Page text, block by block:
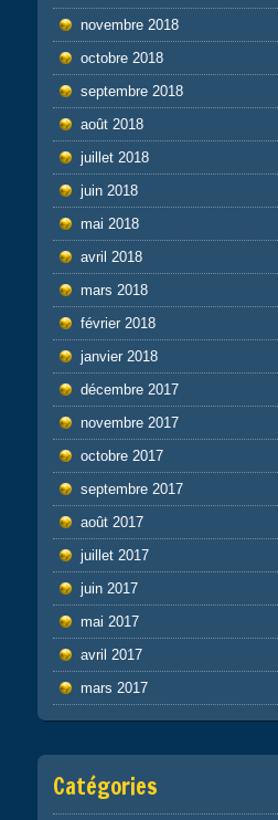
novembre 2018
octobre 2018
septembre 2018
août 2018
juillet 2018
juin 2018
mai 2018
avril 2018
mars 2018
février 2018
janvier 2018
décembre 2017
novembre 2017
octobre 2017
septembre 2017
août 2017
juillet 2017
juin 2017
mai 2017
avril 2017
mars 2017
Catégories